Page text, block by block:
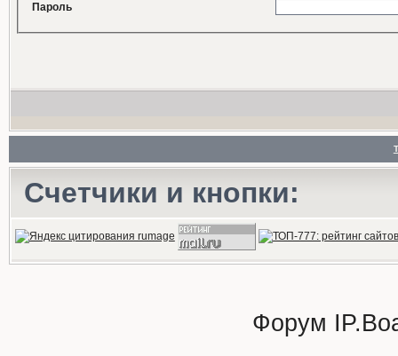
Пароль
Счетчики и кнопки:
Форум